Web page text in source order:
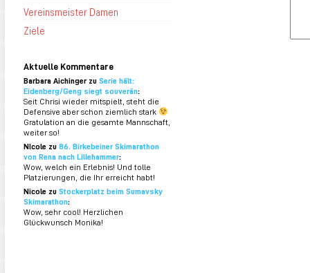
Vereinsmeister Damen
Ziele
Aktuelle Kommentare
Barbara Aichinger zu Serie hält:
Eidenberg/Geng siegt souverän:
Seit Chrisi wieder mitspielt, steht die
Defensive aber schon ziemlich stark
Gratulation an die gesamte Mannschaft,
weiter so!
NIcole zu 86. Birkebeiner Skimarathon
von Rena nach Lillehammer:
Wow, welch ein Erlebnis! Und tolle
Platzierungen, die Ihr erreicht habt!
Nicole zu Stockerplatz beim Sumavsky
Skimarathon:
Wow, sehr cool! Herzlichen
Glückwunsch Monika!